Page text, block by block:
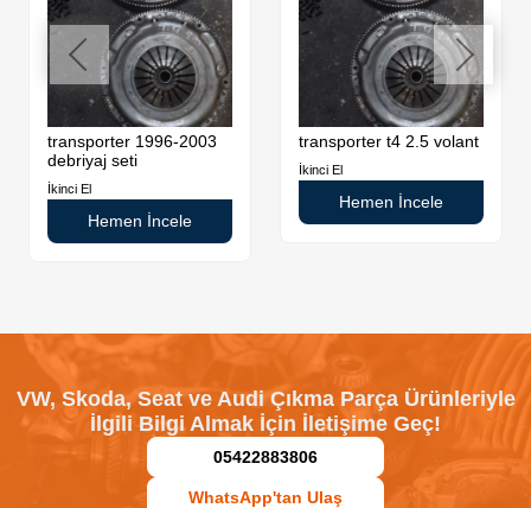
transporter 1996-2003
debriyaj seti
İkinci El
Hemen İncele
transporter t4 2.5 volant
İkinci El
Hemen İncele
VW, Skoda, Seat ve Audi Çıkma Parça Ürünleriyle
İlgili Bilgi Almak İçin İletişime Geç!
05422883806
WhatsApp'tan Ulaş